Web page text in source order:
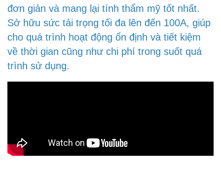
đơn giản và mang lại tính thẩm mỹ tốt nhất.
Sở hữu sức tải trọng tối đa lên đến 100A, giúp
cho quá trình hoạt động ổn định và tiết kiệm
về thời gian cũng như chi phí trong suốt quá
trình sử dụng.